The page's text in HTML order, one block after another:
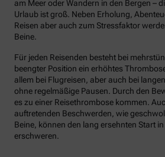
am Meer oder Wandern in den Bergen –
Urlaub ist groß. Neben Erholung,
Reisen aber auch zum Stressfaktor
Beine.
Für jeden Reisenden besteht bei
beengter Position ein erhöhtes
allem bei Flugreisen, aber auch bei
ohne regelmäßige Pausen. Durch den
es zu einer Reisethrombose kommen.
auftretenden Beschwerden, wie
Beine, können den lang ersehnten Start
erschweren.